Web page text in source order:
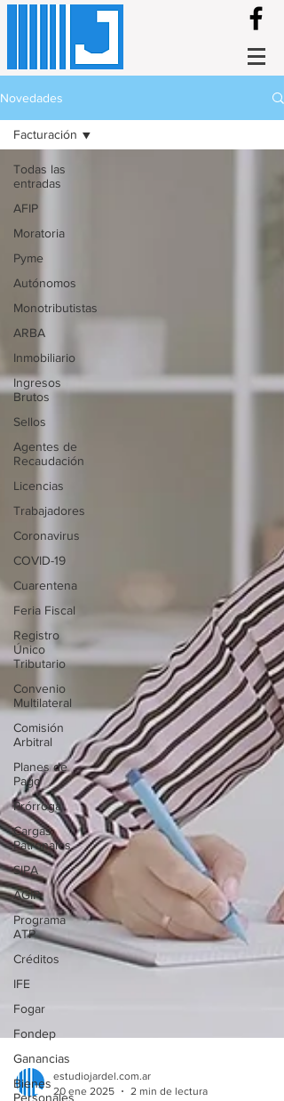
Novedades
Todas las
entradas
AFIP
Moratoria
Pyme
Autónomos
Monotributistas
ARBA
Inmobiliario
Ingresos
Brutos
Sellos
Agentes de
Recaudación
Licencias
Trabajadores
Coronavirus
COVID-19
Cuarentena
Feria Fiscal
Registro
Único
Tributario
Convenio
Multilateral
Comisión
Arbitral
Planes de
Pago
Prórroga
Cargas
Patronales
SIPA
AGIP
Programa
ATP
Créditos
IFE
Fogar
Fondep
Ganancias
Bienes
Personales
Facturación